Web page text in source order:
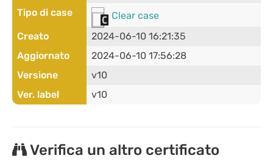
Tipo di case
Clear case
Creato
2024-06-10 16:21:35
Aggiornato
2024-06-10 17:56:28
Versione
v10
Ver. label
v10
Verifica un altro certificato